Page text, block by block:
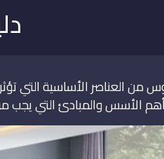
من العناصر الأساسية التي
الأسس والمبادئ التي يجب